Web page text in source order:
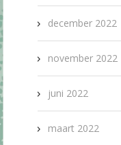
december 2022
november 2022
juni 2022
maart 2022